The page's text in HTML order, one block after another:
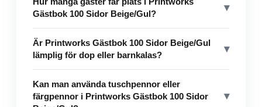
Gästbok 100 Sidor Beige/Gul?
▾
Är Printworks Gästbok 100 Sidor Beige/Gul
lämplig för dop eller barnkalas?
▾
Kan man använda tuschpennor eller
färgpennor i Printworks Gästbok 100 Sidor
▾